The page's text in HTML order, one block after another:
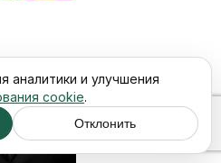
аналитики и улучшения
cookie.
Отклонить